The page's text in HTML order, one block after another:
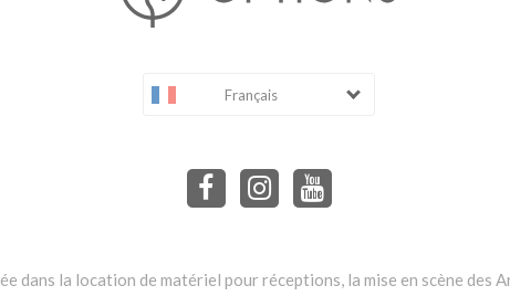
Français
dans la location de matériel pour réceptions, la mise en scène des